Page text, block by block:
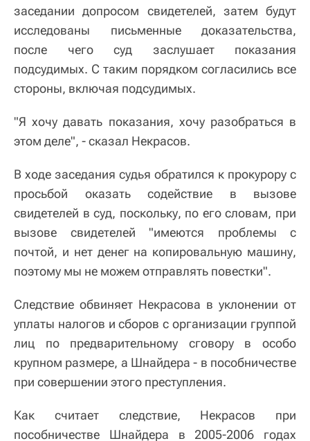
заседании допросом свидетелей, затем будут
исследованы письменные доказательства,
после чего суд заслушает показания
подсудимых. С таким порядком согласились все
стороны, включая подсудимых.
"Я хочу давать показания, хочу разобраться в
этом деле", - сказал Некрасов.
В ходе заседания судья обратился к прокурору с
просьбой оказать содействие в вызове
свидетелей в суд, поскольку, по его словам, при
вызове свидетелей "имеются проблемы с
почтой, и нет денег на копировальную машину,
поэтому мы не можем отправлять повестки".
Следствие обвиняет Некрасова в уклонении от
уплаты налогов и сборов с организации группой
лиц по предварительному сговору в особо
крупном размере, а Шнайдера - в пособничестве
при совершении этого преступления.
Как считает следствие, Некрасов при
пособничестве Шнайдера в 2005-2006 годах